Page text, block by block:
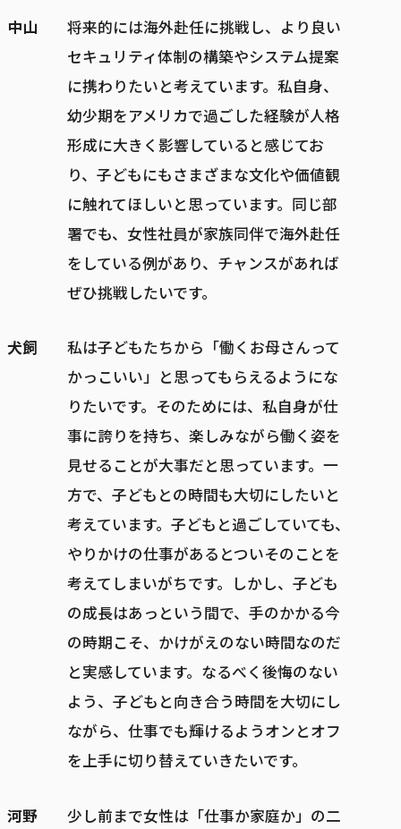
中山
将来的には海外赴任に挑戦し、より良い
セキュリティ体制の構築やシステム提案
に携わりたいと考えています。私自身、
幼少期をアメリカで過ごした経験が人格
形成に大きく影響していると感じてお
り、子どもにもさまざまな文化や価値観
に触れてほしいと思っています。同じ部
署でも、女性社員が家族同伴で海外赴任
をしている例があり、チャンスがあれば
ぜひ挑戦したいです。
犬飼
私は子どもたちから「働くお母さんって
かっこいい」と思ってもらえるようにな
りたいです。そのためには、私自身が仕
事に誇りを持ち、楽しみながら働く姿を
見せることが大事だと思っています。一
方で、子どもとの時間も大切にしたいと
考えています。子どもと過ごしていても、
やりかけの仕事があるとついそのことを
考えてしまいがちです。しかし、子ども
の成長はあっという間で、手のかかる今
の時期こそ、かけがえのない時間なのだ
と実感しています。なるべく後悔のない
よう、子どもと向き合う時間を大切にし
ながら、仕事でも輝けるようオンとオフ
を上手に切り替えていきたいです。
河野
少し前まで女性は「仕事か家庭か」の二